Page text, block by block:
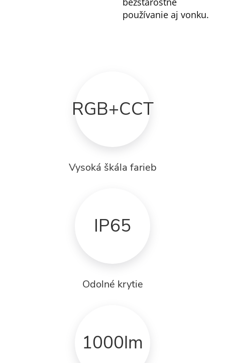
používanie aj vonku.
RGB+CCT
Vysoká škála farieb
IP65
Odolné krytie
1000lm